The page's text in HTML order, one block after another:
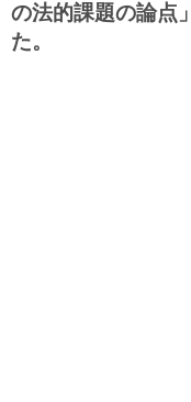
の法的課題の論点
た。